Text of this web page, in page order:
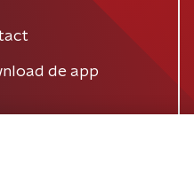
de app